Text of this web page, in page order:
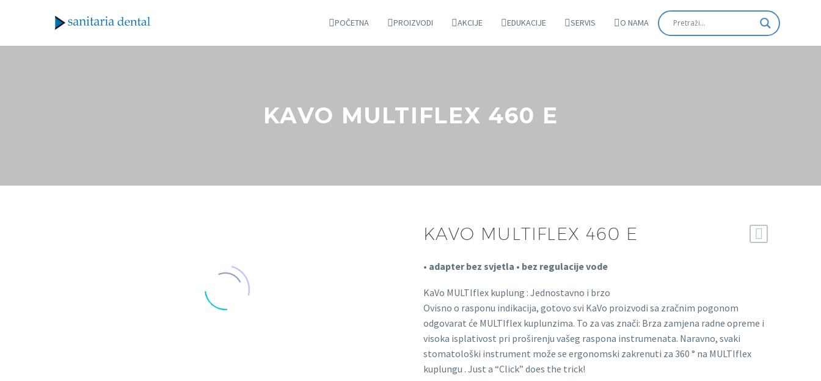
POČETNA PROIZVODI AKCIJE EDUKACIJE SERVIS O NAMA
KAVO MULTIFLEX 460 E
KAVO MULTIFLEX 460 E
• adapter bez svjetla • bez regulacije vode
KaVo MULTIflex kuplung : Jednostavno i brzo
Ovisno o rasponu indikacija, gotovo svi KaVo proizvodi sa zračnim pogonom
odgovarat će MULTIflex kuplunzima. To za vas znači: Brza zamjena radne opreme i
visoka isplativost pri proširenju vašeg raspona instrumenata. Naravno, svaki
stomatološki instrument može se ergonomski zakrenuti za 360 ° na MULTIflex
kuplungu . Just a “Click” does the trick!